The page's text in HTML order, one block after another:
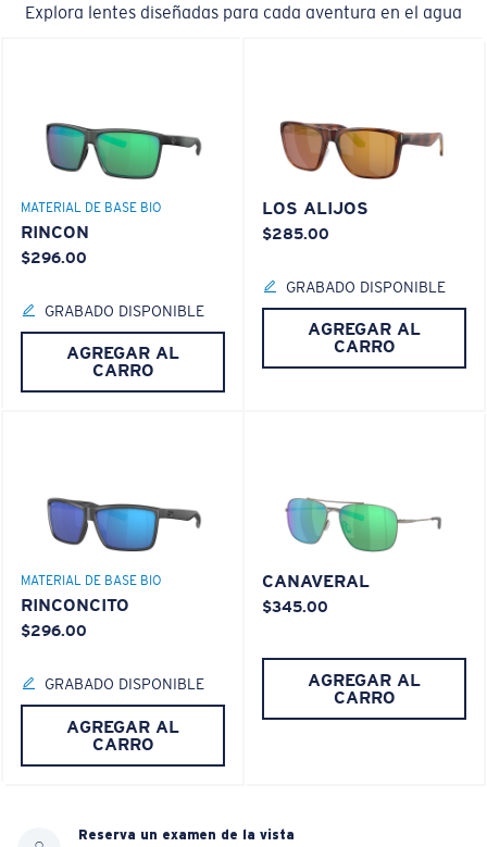
Explora lentes diseñadas para cada aventura en el agua
MATERIAL DE BASE BIO
RINCON
$296.00
GRABADO DISPONIBLE
AGREGAR AL
CARRO
LOS ALIJOS
$285.00
GRABADO DISPONIBLE
AGREGAR AL
CARRO
MATERIAL DE BASE BIO
RINCONCITO
$296.00
GRABADO DISPONIBLE
AGREGAR AL
CARRO
CANAVERAL
$345.00
AGREGAR AL
CARRO
Reserva un examen de la vista